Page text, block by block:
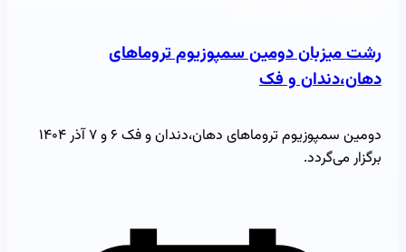
رشت میزبان دومین سمپوزیوم تروماهای
دهان،دندان و فک
دومین سمپوزیوم تروماهای دهان،دندان و فک ۶ و ۷ آذر ۱۴۰۴
برگزار می‌گردد.